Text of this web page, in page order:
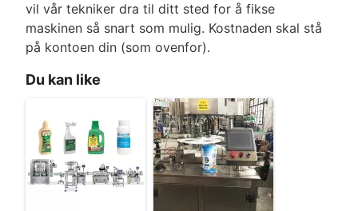
vil vår tekniker dra til ditt sted for å fikse
maskinen så snart som mulig. Kostnaden skal stå
på kontoen din (som ovenfor).
Du kan like